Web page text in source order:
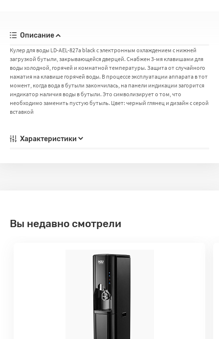
Описание
Кулер для воды LD-AEL-827a black с электронным охлаждением c нижней
загрузкой бутыли, закрывающейся дверцей. Снабжен 3-мя клавишами для
воды холодной, горячей и комнатной температуры. Защита от случайного
нажатия на клавише горячей воды. В процессе эксплуатации аппарата в тот
момент, когда вода в бутыли закончилась, на панели индикации загорится
индикатор наличия воды в бутыли. Это символизирует о том, что
необходимо заменить пустую бутыль. Цвет: черный глянец и дизайн с серой
вставкой
Характеристики
Вы недавно смотрели